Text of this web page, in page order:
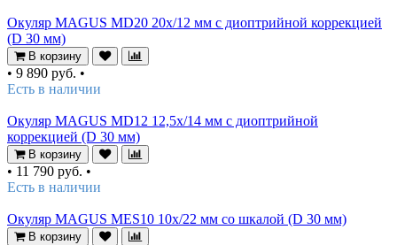
Окуляр MAGUS MD20 20х/12 мм с диоптрийной коррекцией
(D 30 мм)
В корзину
• 9 890 руб. •
Есть в наличии
Окуляр MAGUS MD12 12,5х/14 мм с диоптрийной
коррекцией (D 30 мм)
В корзину
• 11 790 руб. •
Есть в наличии
Окуляр MAGUS MES10 10х/22 мм со шкалой (D 30 мм)
В корзину